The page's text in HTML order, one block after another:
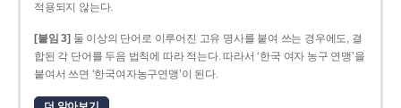
적용되지 않는다.
[붙임 3] 둘 이상의 단어로 이루어진 고유 명사를 붙여 쓰는 경우에도, 결
합된 각 단어를 두음 법칙에 따라 적는다. 따라서 ‘한국 여자 농구 연맹’을
붙여서 쓰면 ‘한국여자농구연맹’이 된다.